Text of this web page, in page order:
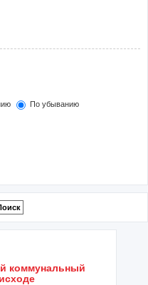
По убыванию
коммунальный